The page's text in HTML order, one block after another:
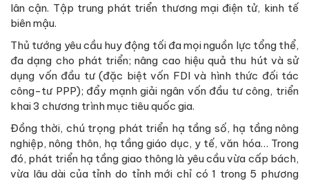
lân cận. Tập trung phát triển thương mại điện tử, kinh tế
biên mậu.
Thủ tướng yêu cầu huy động tối đa mọi nguồn lực tổng thể,
đa dạng cho phát triển; nâng cao hiệu quả thu hút và sử
dụng vốn đầu tư (đặc biệt vốn FDI và hình thức đối tác
công-tư PPP); đẩy mạnh giải ngân vốn đầu tư công, triển
khai 3 chương trình mục tiêu quốc gia.
Đồng thời, chú trọng phát triển hạ tầng số, hạ tầng nông
nghiệp, nông thôn, hạ tầng giáo dục, y tế, văn hóa… Trong
đó, phát triển hạ tầng giao thông là yêu cầu vừa cấp bách,
vừa lâu dài của tỉnh do tỉnh mới chỉ có 1 trong 5 phương